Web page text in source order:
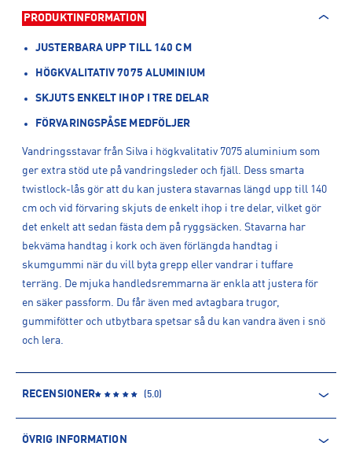
PRODUKTINFORMATION
JUSTERBARA UPP TILL 140 CM
HÖGKVALITATIV 7075 ALUMINIUM
SKJUTS ENKELT IHOP I TRE DELAR
FÖRVARINGSPÅSE MEDFÖLJER
Vandringsstavar från Silva i högkvalitativ 7075 aluminium som
ger extra stöd ute på vandringsleder och fjäll. Dess smarta
twistlock-lås gör att du kan justera stavarnas längd upp till 140
cm och vid förvaring skjuts de enkelt ihop i tre delar, vilket gör
det enkelt att sedan fästa dem på ryggsäcken. Stavarna har
bekväma handtag i kork och även förlängda handtag i
skumgummi när du vill byta grepp eller vandrar i tuffare
terräng. De mjuka handledsremmarna är enkla att justera för
en säker passform. Du får även med avtagbara trugor,
gummifötter och utbytbara spetsar så du kan vandra även i snö
och lera.
RECENSIONER (5.0)
ÖVRIG INFORMATION